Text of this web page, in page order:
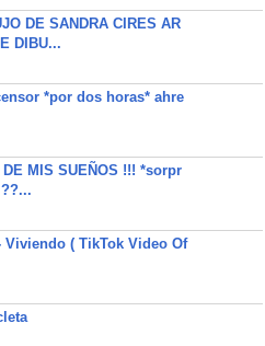
DE SANDRA CIRES AR
DIBU...
*por dos horas* ahre
MIS SUEÑOS !!! *sorpr
Viviendo ( TikTok Video Of